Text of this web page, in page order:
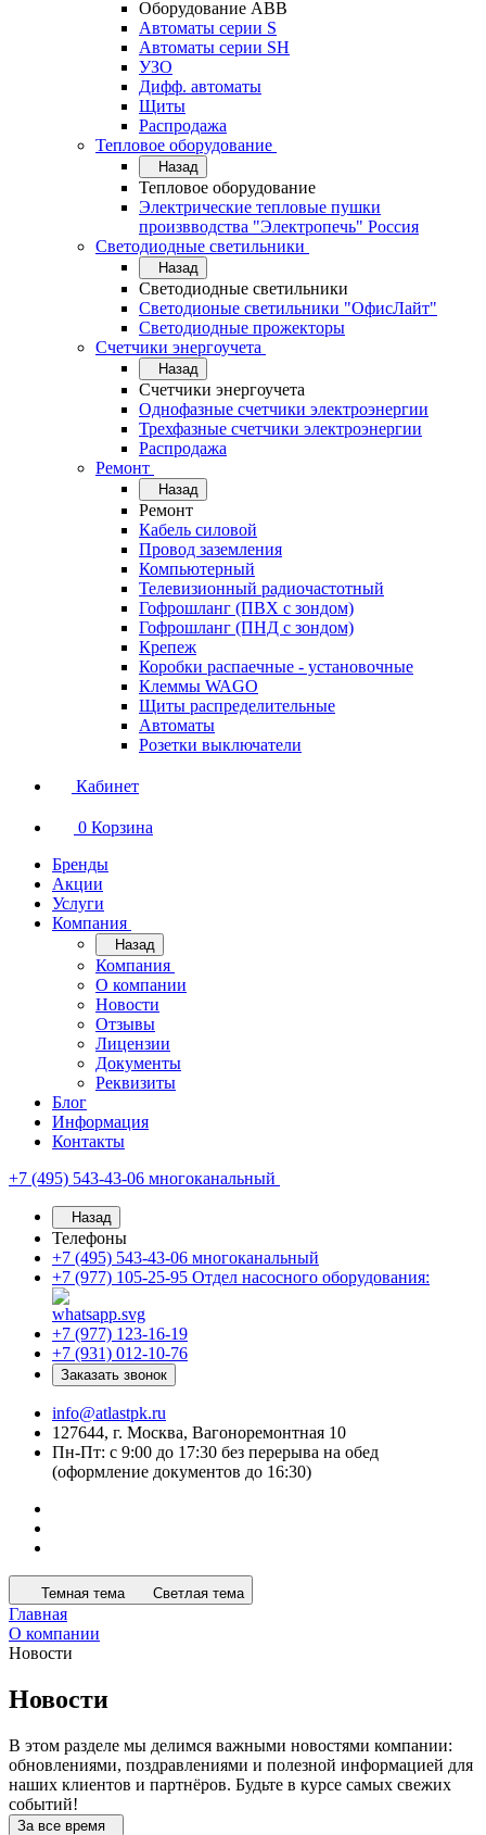
Оборудование АВВ
Автоматы серии S
Автоматы серии SH
УЗО
Дифф. автоматы
Щиты
Распродажа
Тепловое оборудование
Назад
Тепловое оборудование
Электрические тепловые пушки
произвводства "Электропечь" Россия
Светодиодные светильники
Назад
Светодиодные светильники
Светодионые светильники "ОфисЛайт"
Светодиодные прожекторы
Счетчики энергоучета
Назад
Счетчики энергоучета
Однофазные счетчики электроэнергии
Трехфазные счетчики электроэнергии
Распродажа
Ремонт
Назад
Ремонт
Кабель силовой
Провод заземления
Компьютерный
Телевизионный радиочастотный
Гофрошланг (ПВХ с зондом)
Гофрошланг (ПНД с зондом)
Крепеж
Коробки распаечные - установочные
Клеммы WAGO
Щиты распределительные
Автоматы
Розетки выключатели
Кабинет
0 Корзина
Бренды
Акции
Услуги
Компания
Назад
Компания
О компании
Новости
Отзывы
Лицензии
Документы
Реквизиты
Блог
Информация
Контакты
+7 (495) 543-43-06 многоканальный
Назад
Телефоны
+7 (495) 543-43-06 многоканальный
+7 (977) 105-25-95 Отдел насосного оборудования:
+7 (977) 123-16-19
+7 (931) 012-10-76
Заказать звонок
info@atlastpk.ru
127644, г. Москва, Вагоноремонтная 10
Пн-Пт: с 9:00 до 17:30 без перерыва на обед
(оформление документов до 16:30)
Темная тема Светлая тема
Главная
О компании
Новости
Новости
В этом разделе мы делимся важными новостями компании:
обновлениями, поздравлениями и полезной информацией для
наших клиентов и партнёров. Будьте в курсе самых свежих
событий!
За все время